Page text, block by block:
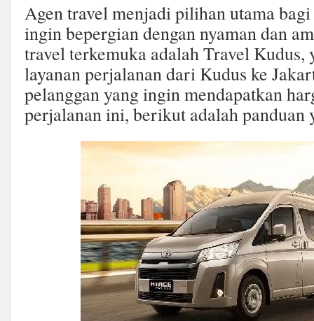
Agen travel menjadi pilihan utama
ingin bepergian dengan nyaman dan
travel terkemuka adalah Travel Kudus,
layanan perjalanan dari Kudus ke
pelanggan yang ingin mendapatkan
perjalanan ini, berikut adalah panduan